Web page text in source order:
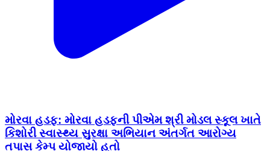
મોરવા હડફ: મોરવા હડફની પીએમ શ્રી મોડલ સ્કૂલ ખાતે
કિશોરી સ્વાસ્થ્ય સુરક્ષા અભિયાન અંતર્ગત આરોગ્ય
તપાસ કેમ્પ યોજાયો હતો